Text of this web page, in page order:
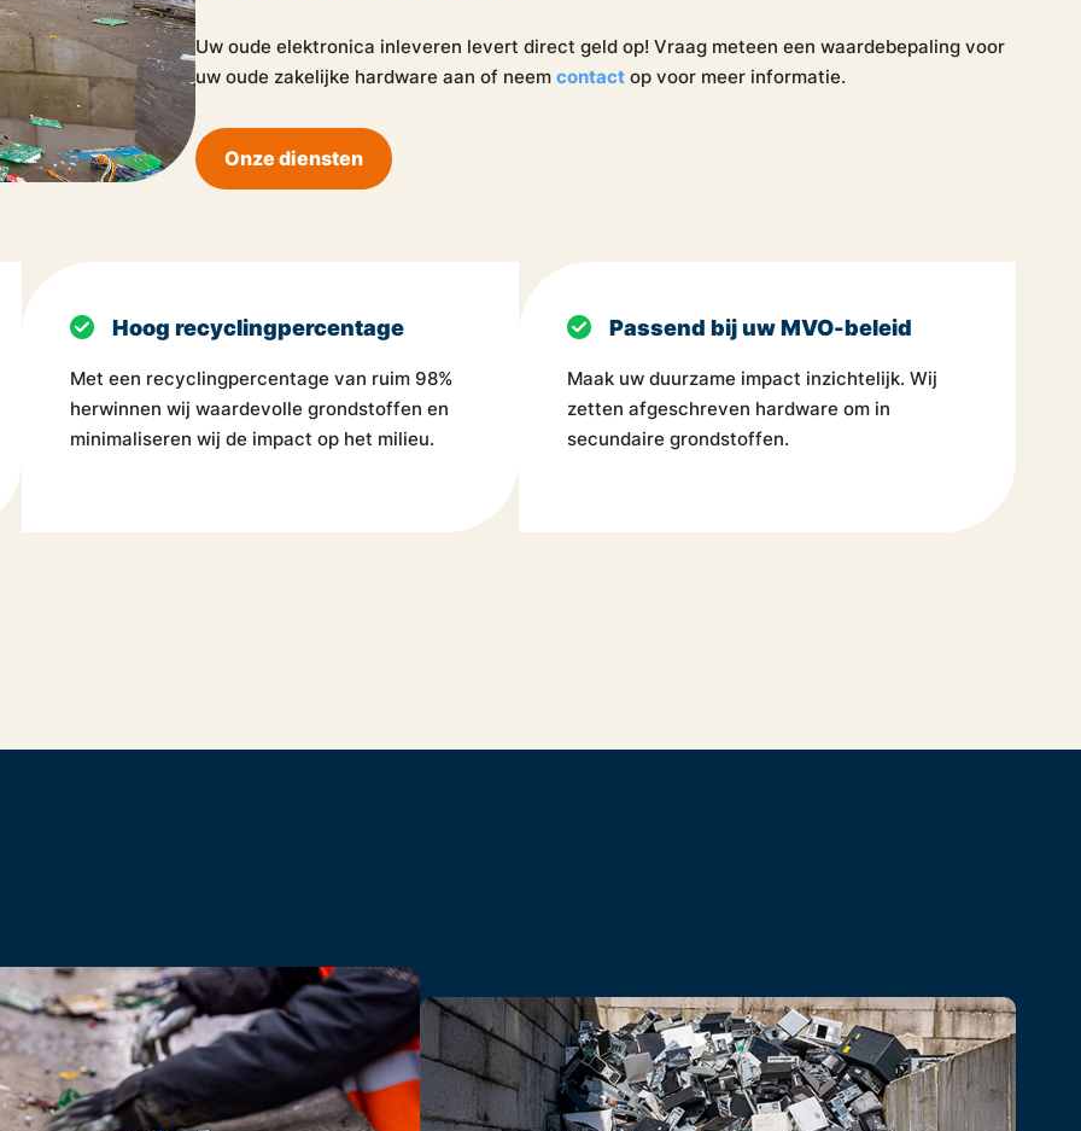
Uw oude elektronica inleveren levert direct geld op! Vraag meteen een waardebepaling voor
uw oude zakelijke hardware aan of neemcontactop voor meer informatie.
Onze diensten
Hoog recyclingpercentage
Met een recyclingpercentage van ruim 98%
herwinnen wij waardevolle grondstoffen en
minimaliseren wij de impact op het milieu.
Passend bij uw MVO-beleid
Maak uw duurzame impact inzichtelijk. Wij
zetten afgeschreven hardware om in
secundaire grondstoffen.